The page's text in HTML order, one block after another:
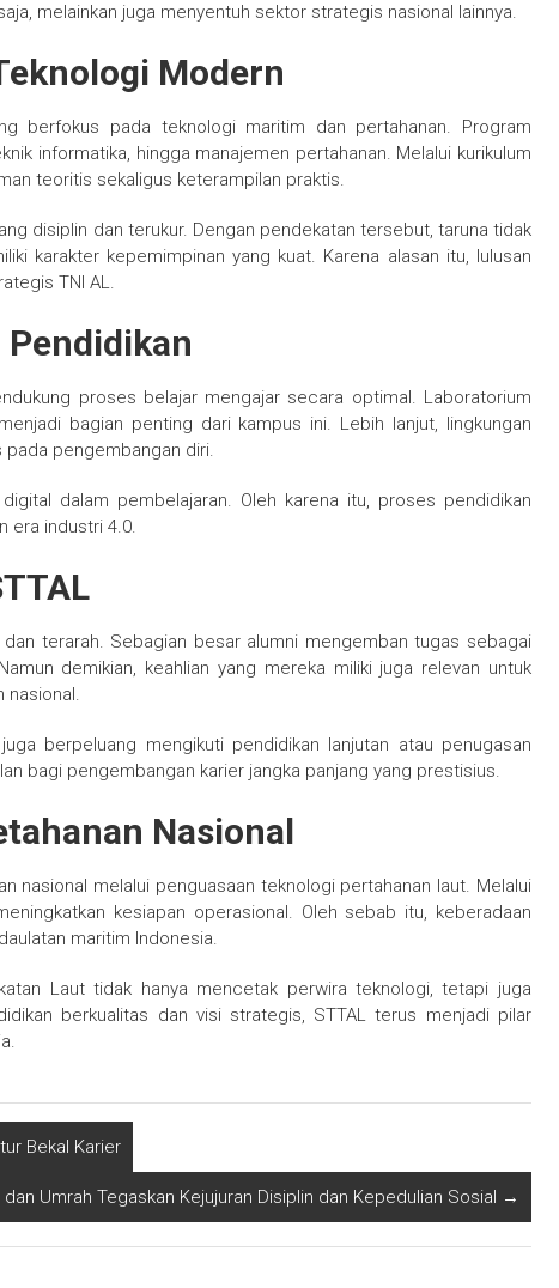
melainkan juga menyentuh sektor strategis nasional lainnya.
Modern
berfokus pada teknologi maritim dan pertahanan. Program
informatika, hingga manajemen pertahanan. Melalui kurikulum
teoritis sekaligus keterampilan praktis.
disiplin dan terukur. Dengan pendekatan tersebut, taruna tidak
karakter kepemimpinan yang kuat. Karena alasan itu, lulusan
TNI AL.
proses belajar mengajar secara optimal. Laboratorium
bagian penting dari kampus ini. Lebih lanjut, lingkungan
pengembangan diri.
dalam pembelajaran. Oleh karena itu, proses pendidikan
era industri 4.0.
terarah. Sebagian besar alumni mengemban tugas sebagai
demikian, keahlian yang mereka miliki juga relevan untuk
nasional.
berpeluang mengikuti pendidikan lanjutan atau penugasan
bagi pengembangan karier jangka panjang yang prestisius.
Nasional
nasional melalui penguasaan teknologi pertahanan laut. Melalui
kesiapan operasional. Oleh sebab itu, keberadaan
maritim Indonesia.
Laut tidak hanya mencetak perwira teknologi, tetapi juga
berkualitas dan visi strategis, STTAL terus menjadi pilar
Bekal Karier
Umrah Tegaskan Kejujuran Disiplin dan Kepedulian Sosial →